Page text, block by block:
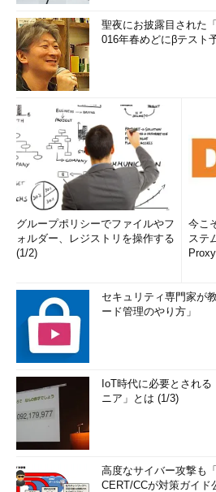
聖夜にお披露目された
016年春めどにβテスト
グループポリシーでファイルやフ
ォルダー、レジストリを操作する
(1/2)
今こ
ステ
セキュリティ専門家が
ード管理のやり方」
IoT時代に必要とされ
ニア」とは (1/3)
高度なサイバー攻撃も
CERT/CCが対策ガイド